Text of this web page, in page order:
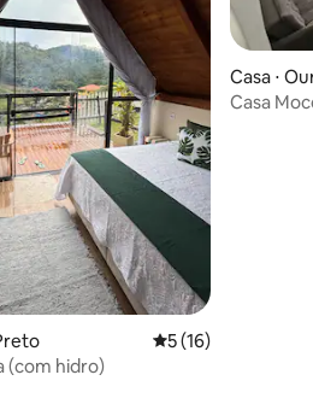
5, 15 avaliações5 de uma avaliação
5 (16)
(com hidro)
Casa ⋅
Casa